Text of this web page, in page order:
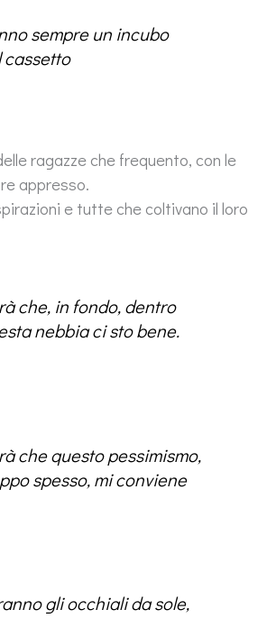
sempre un incubo
cassetto
ragazze che frequento, con le
appresso.
e tutte che coltivano il loro
che, in fondo, dentro
nebbia ci sto bene.
che questo pessimismo,
spesso, mi conviene
gli occhiali da sole,